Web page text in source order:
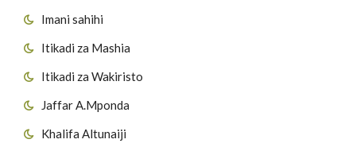
Imani sahihi
Itikadi za Mashia
Itikadi za Wakiristo
Jaffar A.Mponda
Khalifa Altunaiji